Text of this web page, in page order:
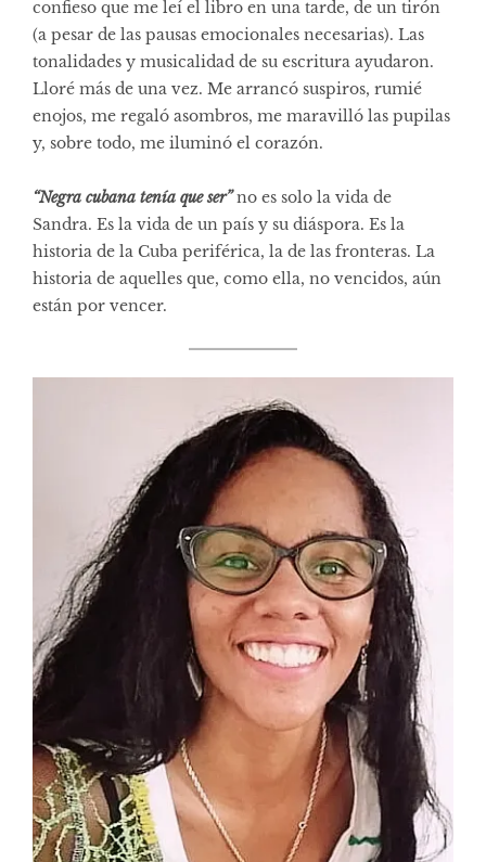
confieso que me leí el libro en una tarde, de un tirón
(a pesar de las pausas emocionales necesarias). Las
tonalidades y musicalidad de su escritura ayudaron.
Lloré más de una vez. Me arrancó suspiros, rumié
enojos, me regaló asombros, me maravilló las pupilas
y, sobre todo, me iluminó el corazón.
“Negra cubana tenía que ser”no es solo la vida de
Sandra. Es la vida de un país y su diáspora. Es la
historia de la Cuba periférica, la de las fronteras. La
historia de aquelles que, como ella, no vencidos, aún
están por vencer.